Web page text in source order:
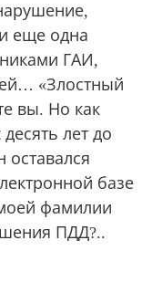
еще одна
ГАИ,
«Злостный
вы. Но как
лет до
оставался
базе
фамилии
ПДД?..